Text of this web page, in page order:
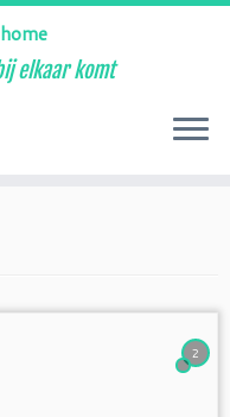
elkaar komt
2